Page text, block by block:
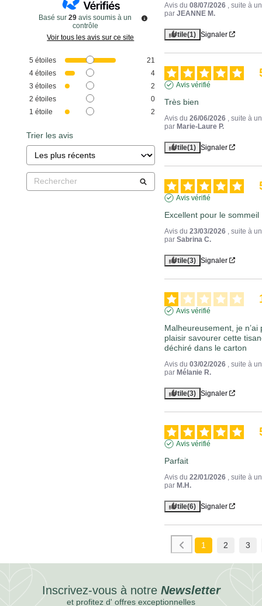
Basé sur29 avis soumis à un
contrôle
Voir tous les avis sur ce site
5 étoiles
21
4 étoiles
4
3 étoiles
2
2 étoiles
0
1 étoile 2
Trier les avis
Avis du08/07/2026
, suite à
parJEANNE M.
Utile(1) Signaler
Avis vérifié
Très bien
Avis du26/06/2026
, suite à
parMarie-Laure P.
Utile(1) Signaler
Avis vérifié
Excellent pour le sommeil
Avis du23/03/2026
, suite à
parSabrina C.
Utile(3) Signaler
Avis vérifié
Malheureusement, je
plaisir savourer cette
déchiré dans le carton
Avis du03/02/2026
, suite à
parMélanie R.
Utile(3) Signaler
Avis vérifié
Parfait
Avis du22/01/2026
, suite à
parM.H.
Utile(6) Signaler
1 2 3
Inscrivez-vous à notre Newsletter
et profitez d' offres exceptionnelles